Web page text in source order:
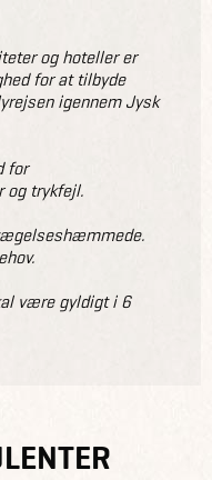
og hoteller er
for at tilbyde
igennem Jysk
for
og trykfejl.
være gyldigt i 6